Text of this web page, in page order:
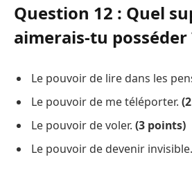
Question 12 : Quel
aimerais-tu posséder
Le pouvoir de lire dans les
Le pouvoir de me téléporter.
Le pouvoir de voler. (3 points)
Le pouvoir de devenir invisible.